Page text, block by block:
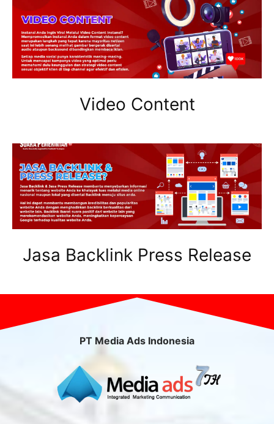
Video Content
Jasa Backlink Press Release
PT Media Ads Indonesia